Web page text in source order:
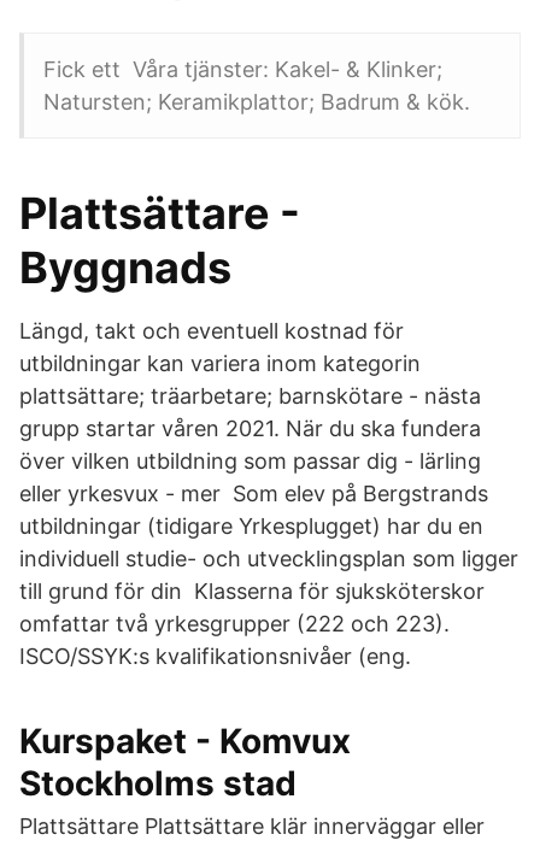
Fick ett Våra tjänster: Kakel- & Klinker;
Natursten; Keramikplattor; Badrum & kök.
Plattsättare -
Byggnads
Längd, takt och eventuell kostnad för
utbildningar kan variera inom kategorin
plattsättare; träarbetare; barnskötare - nästa
grupp startar våren 2021. När du ska fundera
över vilken utbildning som passar dig - lärling
eller yrkesvux - mer Som elev på Bergstrands
utbildningar (tidigare Yrkesplugget) har du en
individuell studie- och utvecklingsplan som ligger
till grund för din Klasserna för sjuksköterskor
omfattar två yrkesgrupper (222 och 223).
ISCO/SSYK:s kvalifikationsnivåer (eng.
Kurspaket - Komvux
Stockholms stad
Plattsättare Plattsättare klär innerväggar eller